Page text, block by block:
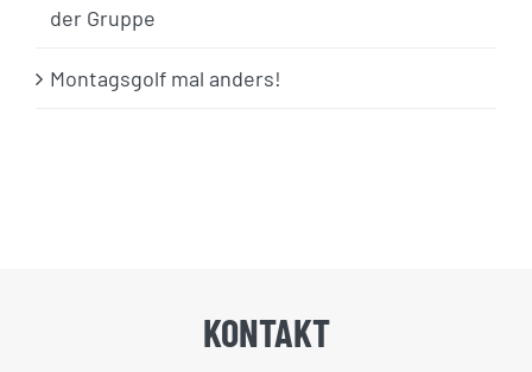
der Gruppe
Montagsgolf mal anders!
KONTAKT